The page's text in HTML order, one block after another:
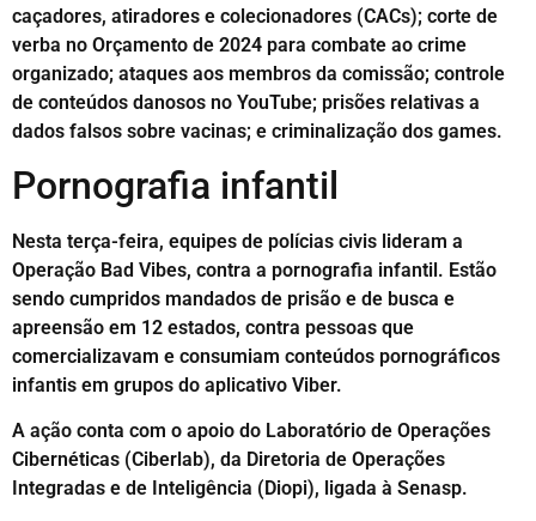
caçadores, atiradores e colecionadores (CACs); corte de
verba no Orçamento de 2024 para combate ao crime
organizado; ataques aos membros da comissão; controle
de conteúdos danosos no YouTube; prisões relativas a
dados falsos sobre vacinas; e criminalização dos games.
Pornografia infantil
Nesta terça-feira, equipes de polícias civis lideram a
Operação Bad Vibes, contra a pornografia infantil. Estão
sendo cumpridos mandados de prisão e de busca e
apreensão em 12 estados, contra pessoas que
comercializavam e consumiam conteúdos pornográficos
infantis em grupos do aplicativo Viber.
A ação conta com o apoio do Laboratório de Operações
Cibernéticas (Ciberlab), da Diretoria de Operações
Integradas e de Inteligência (Diopi), ligada à Senasp.